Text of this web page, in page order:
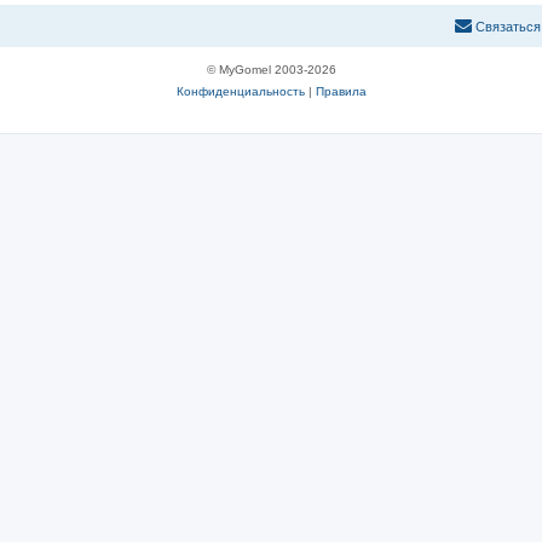
Связаться
© MyGomel 2003-2026
Конфиденциальность| Правила